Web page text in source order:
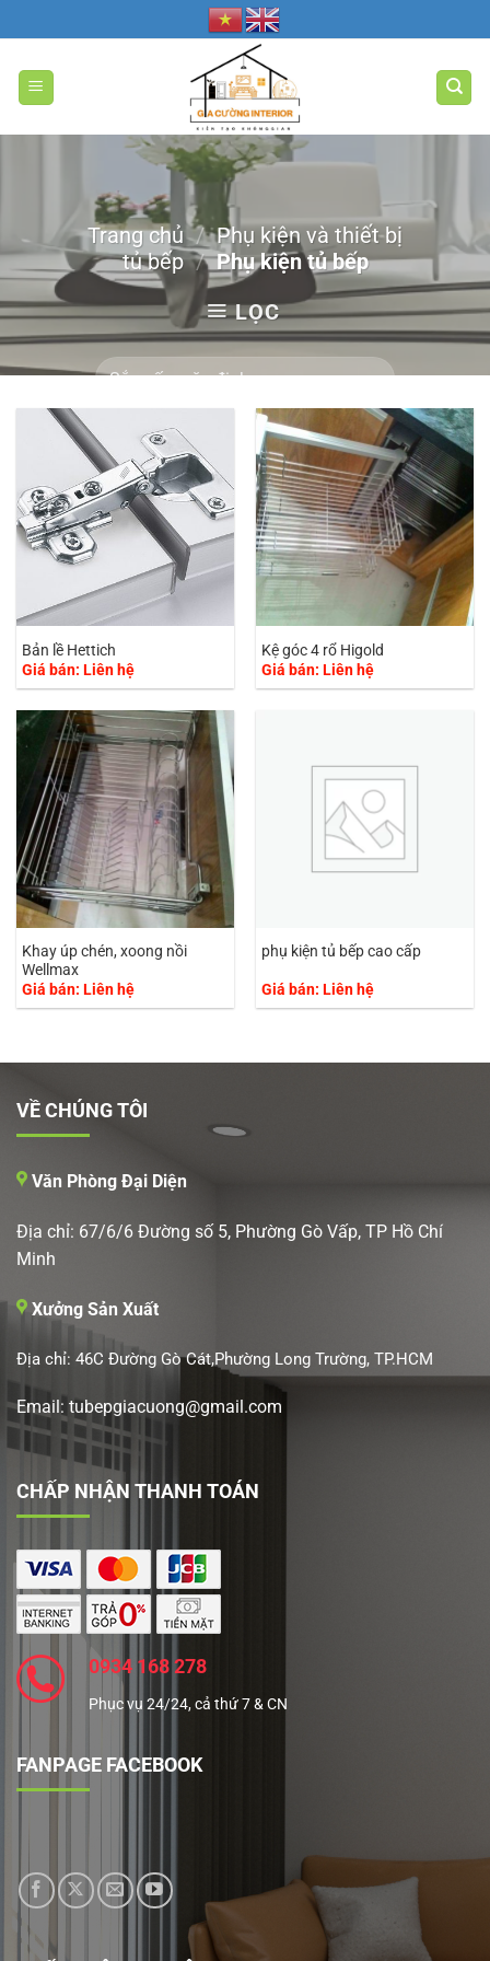
qua
nội
dung
Trang chủ / Phụ kiện và thiết bị
tủ bếp / Phụ kiện tủ bếp
LỌC
Bản lề Hettich
Giá bán: Liên hệ
Kệ góc 4 rổ Higold
Giá bán: Liên hệ
Khay úp chén, xoong nồi
Wellmax
Giá bán: Liên hệ
phụ kiện tủ bếp cao cấp
Giá bán: Liên hệ
VỀ CHÚNG TÔI
Văn Phòng Đại Diện
Địa chỉ: 67/6/6 Đường số 5, Phường Gò Vấp, TP Hồ Chí
Minh
Xưởng Sản Xuất
Địa chỉ: 46C Đường Gò Cát,Phường Long Trường, TP.HCM
Email: tubepgiacuong@gmail.com
CHẤP NHẬN THANH TOÁN
0934 168 278
Phục vụ 24/24, cả thứ 7 & CN
FANPAGE FACEBOOK